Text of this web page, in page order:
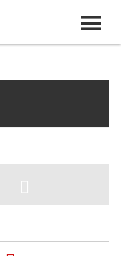
メ
ニ
ュ